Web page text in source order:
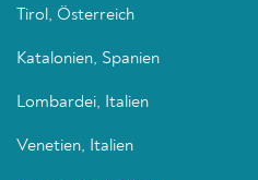
Tirol, Österreich
Katalonien, Spanien
Lombardei, Italien
Venetien, Italien